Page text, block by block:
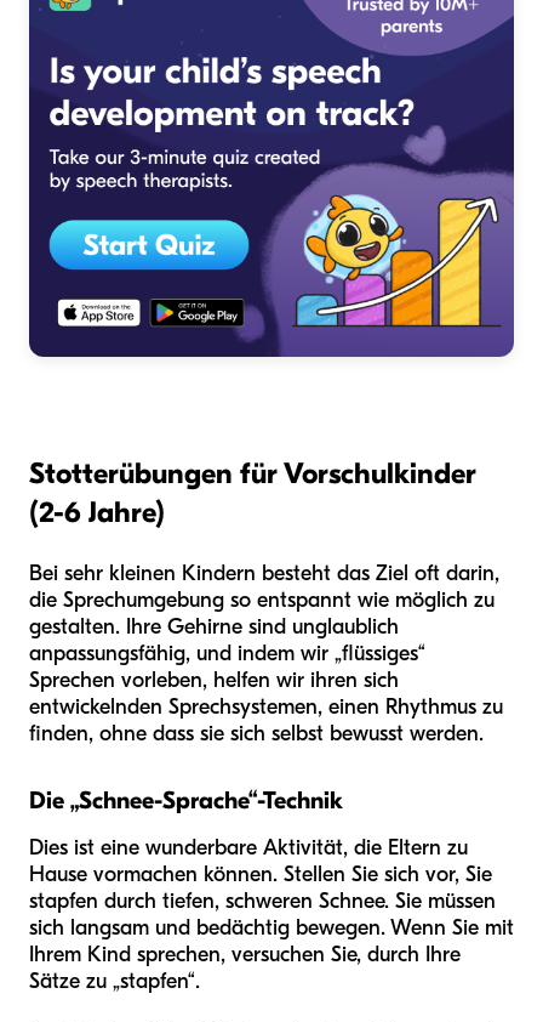
Stotterübungen für Vorschulkinder
(2-6 Jahre)
Bei sehr kleinen Kindern besteht das Ziel oft darin,
die Sprechumgebung so entspannt wie möglich zu
gestalten. Ihre Gehirne sind unglaublich
anpassungsfähig, und indem wir „flüssiges“
Sprechen vorleben, helfen wir ihren sich
entwickelnden Sprechsystemen, einen Rhythmus zu
finden, ohne dass sie sich selbst bewusst werden.
Die „Schnee-Sprache“-Technik
Dies ist eine wunderbare Aktivität, die Eltern zu
Hause vormachen können. Stellen Sie sich vor, Sie
stapfen durch tiefen, schweren Schnee. Sie müssen
sich langsam und bedächtig bewegen. Wenn Sie mit
Ihrem Kind sprechen, versuchen Sie, durch Ihre
Sätze zu „stapfen“.